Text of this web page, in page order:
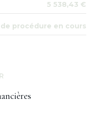
1.68 m²
5 538,43 €
de procédure en cours